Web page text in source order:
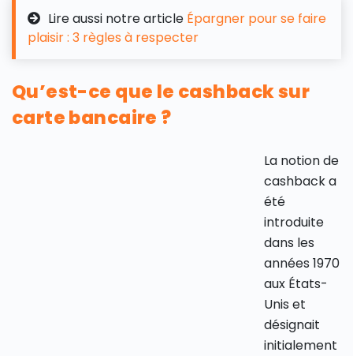
Lire aussi notre article Épargner pour se faire
plaisir : 3 règles à respecter
Qu’est-ce que le cashback sur
carte bancaire ?
La notion de
cashback a
été
introduite
dans les
années 1970
aux États-
Unis et
désignait
initialement